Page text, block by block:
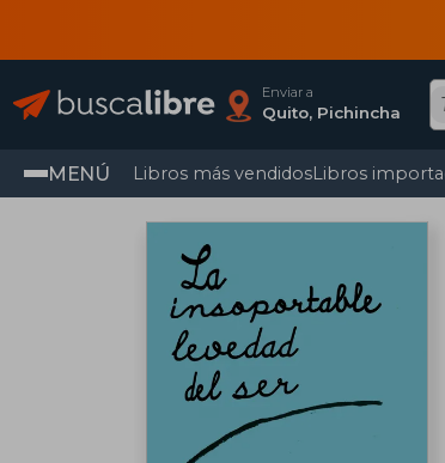
Enviar a
Quito, Pichincha
MENÚ Libros más vendidosLibros